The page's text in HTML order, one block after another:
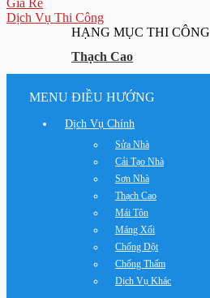
Giá Rẻ
Dịch Vụ Thi Công
HẠNG MỤC THI CÔNG
Thạch Cao
MENU ĐIỀU HƯỚNG
Dịch Vụ Chính
Sửa Nhà
Cải Tạo Nhà
Sơn Nhà
Thạch Cao
Mái Tôn
Máng Xối
Chống Dột
Chống Thấm
Dịch Vụ Khác